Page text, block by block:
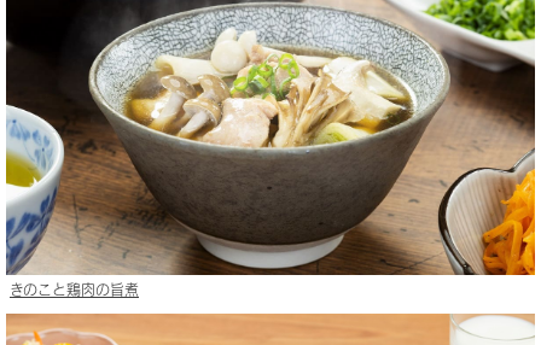
きのこと鶏肉の旨煮